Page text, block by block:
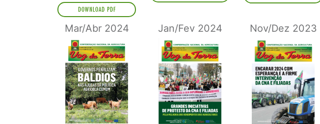
DOWNLOAD PDF
Mar/Abr 2024 Jan/Fev 2024 Nov/Dez 2023